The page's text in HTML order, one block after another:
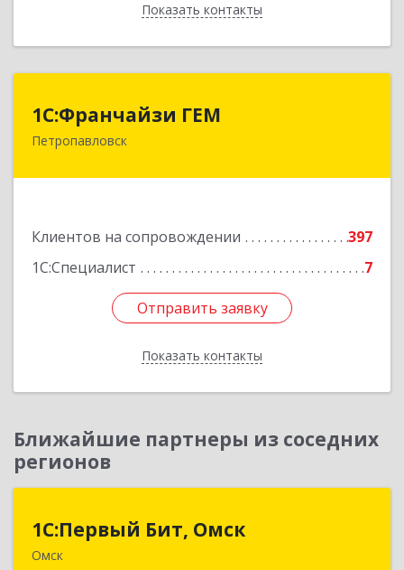
Показать контакты
Назад
1С:Франчайзи ГЕМ
Петропавловск
Клиентов на сопровождении
397
1С:Специалист
7
Отправить заявку
Показать контакты
Отправить заявку
Назад
Ближайшие партнеры из соседних
регионов
1С:Первый Бит, Омск
Омск
644099, Омская обл, Омск г, Гагарина ул, дом №